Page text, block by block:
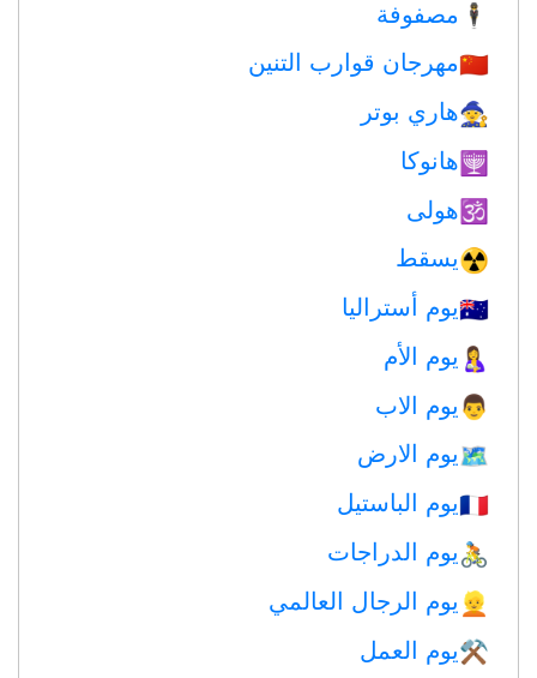
🕴️ مصفوفة
🇨🇳مهرجان قوارب التنين
🧙هاري بوتر
🕎هانوكا
🕉هولى
☢️يسقط
🇦🇺يوم أستراليا
🤱 يوم الأم
👨 يوم الاب
🗺️يوم الارض
🇫🇷يوم الباستيل
🚴يوم الدراجات
👱 يوم الرجال العالمي
⚒️يوم العمل